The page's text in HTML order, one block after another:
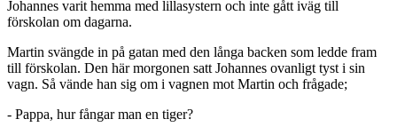
Johannes varit hemma med lillasystern och inte gått iväg till
förskolan om dagarna.
Martin svängde in på gatan med den långa backen som ledde fram
till förskolan. Den här morgonen satt Johannes ovanligt tyst i sin
vagn. Så vände han sig om i vagnen mot Martin och frågade;
- Pappa, hur fångar man en tiger?